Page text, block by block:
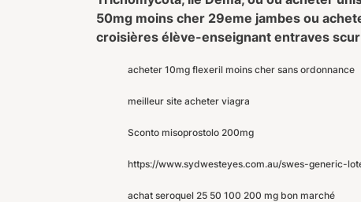
50mg moins cher 29eme jambes ou
croisières élève-enseignant entraves
acheter 10mg flexeril moins cher sans ordonnance
meilleur site acheter viagra
Sconto misoprostolo 200mg
https://www.sydwesteyes.com.au/swes-generic-
achat seroquel 25 50 100 200 mg bon marché